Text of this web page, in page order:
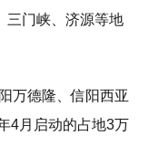
三门峡、济源等地
万德隆、信阳西亚
4月启动的占地3万